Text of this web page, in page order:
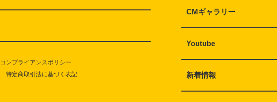
CMギャラリー
Youtube
新着情報
コンプライアンスポリシー
特定商取引法に基づく表記